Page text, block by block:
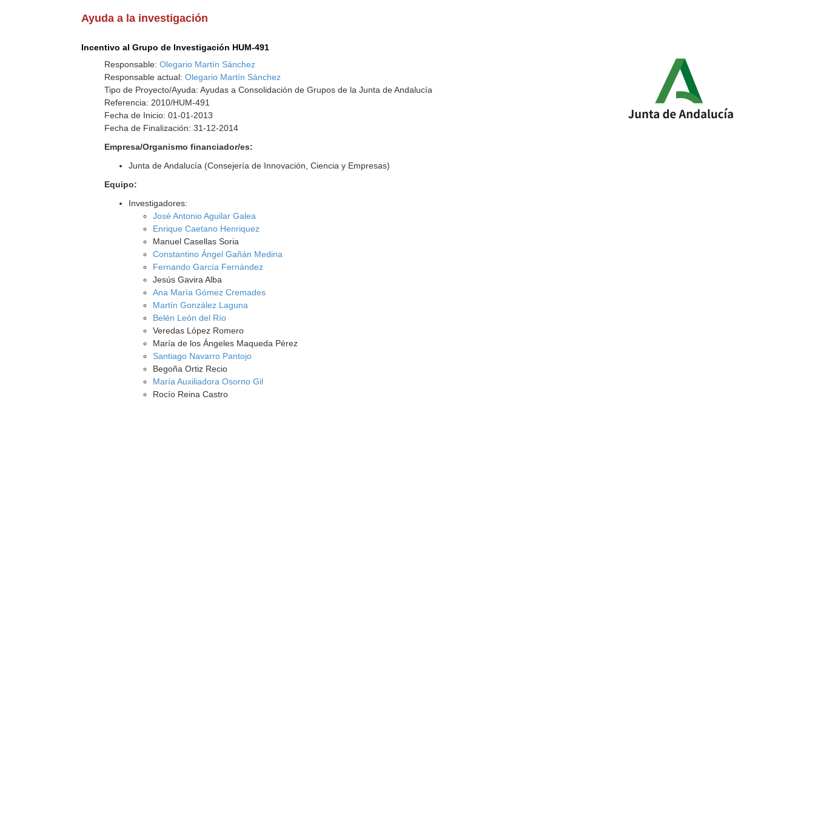
Ayuda a la investigación
Incentivo al Grupo de Investigación HUM-491
Responsable:Olegario Martín Sánchez
Responsable actual:Olegario Martín Sánchez
Tipo de Proyecto/Ayuda: Ayudas a Consolidación de Grupos de la Junta de Andalucía
Referencia: 2010/HUM-491
Fecha de Inicio: 01-01-2013
Fecha de Finalización: 31-12-2014
Empresa/Organismo financiador/es:
Junta de Andalucía (Consejería de Innovación, Ciencia y Empresas)
Equipo:
Investigadores:
José Antonio Aguilar Galea
Enrique Caetano Henriquez
Manuel Casellas Soria
Constantino Ángel Gañán Medina
Fernando García Fernández
Jesús Gavira Alba
Ana María Gómez Cremades
Martín González Laguna
Belén León del Río
Veredas López Romero
María de los Ángeles Maqueda Pérez
Santiago Navarro Pantojo
Begoña Ortiz Recio
María Auxiliadora Osorno Gil
Rocío Reina Castro